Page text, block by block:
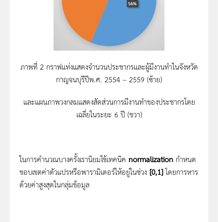
ภาพที่ 2 กราฟแท่งแสดงจำนวนประชากรและผู้มีงานทำในจังหวัด
กาญจนบุรีปีพ.ศ. 2554 – 2559 (ซ้าย)
และแผนภาพวงกลมแสดงสัดส่วนการมีงานทำของประชากรโดย
เฉลี่ยในระยะ 6 ปี (ขวา)
ในการคำนวณบางครั้งเรานิยมใช้เทคนิค normalization กำหนด
ขอบเขตค่าตัวแปรหรือพารามิเตอร์ให้อยู่ในช่วง [0,1]โดยการหาร
ด้วยค่าสูงสุดในกลุ่มข้อมูล